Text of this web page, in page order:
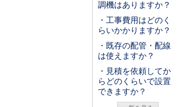
調機はありますか？
・工事費用はどのく
らいかかりますか？
・既存の配管・配線
は使えますか？
・見積を依頼してか
らどのくらいで設置
できますか？